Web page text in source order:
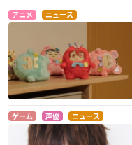
アニメ ニュース
ゲーム 声優 ニュース